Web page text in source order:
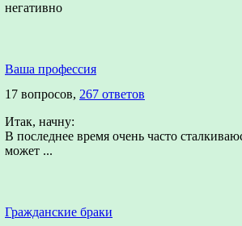
негативно
Ваша профессия
17 вопросов, 267 ответов
Итак, начну:
В последнее время очень часто
может ...
Гражданские браки